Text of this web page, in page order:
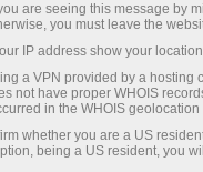
1:5000, одні
спредів та
також
торгівлі
Швидкість
у трейдингу і
are seeing this message by
you must leave the
IP address show your
a VPN provided by a hosting
not have proper WHOIS
in the WHOIS
whether you are a US
being a US resident, you